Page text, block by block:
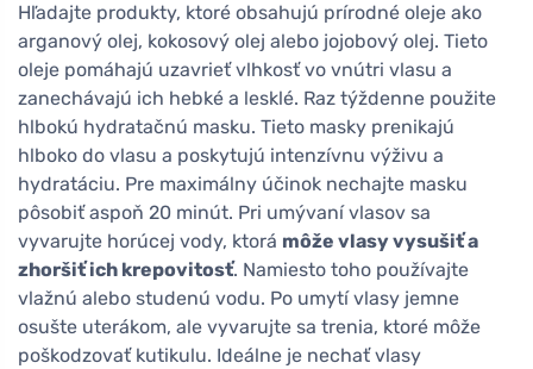
Hľadajte produkty, ktoré obsahujú prírodné oleje ako
arganový olej, kokosový olej alebo jojobový olej. Tieto
oleje pomáhajú uzavrieť vlhkosť vo vnútri vlasu a
zanechávajú ich hebké a lesklé. Raz týždenne použite
hlbokú hydratačnú masku. Tieto masky prenikajú
hlboko do vlasu a poskytujú intenzívnu výživu a
hydratáciu. Pre maximálny účinok nechajte masku
pôsobiť aspoň 20 minút. Pri umývaní vlasov sa
vyvarujte horúcej vody, ktorá môže vlasy vysušiť a
zhoršiť ich krepovitosť. Namiesto toho používajte
vlažnú alebo studenú vodu. Po umytí vlasy jemne
osušte uterákom, ale vyvarujte sa trenia, ktoré môže
poškodzovať kutikulu. Ideálne je nechať vlasy